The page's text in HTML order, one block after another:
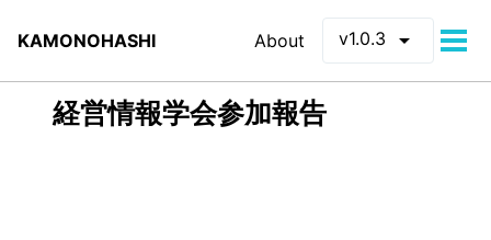
KAMONOHASHI About v1.0.3 arrow_drop_down
経営情報学会参加報告